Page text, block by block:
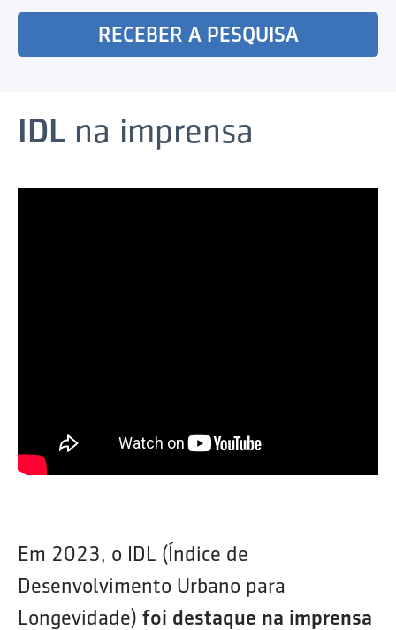
RECEBER A PESQUISA
IDL na imprensa
Em 2023, o IDL (Índice de
Desenvolvimento Urbano para
Longevidade) foi destaque na imprensa